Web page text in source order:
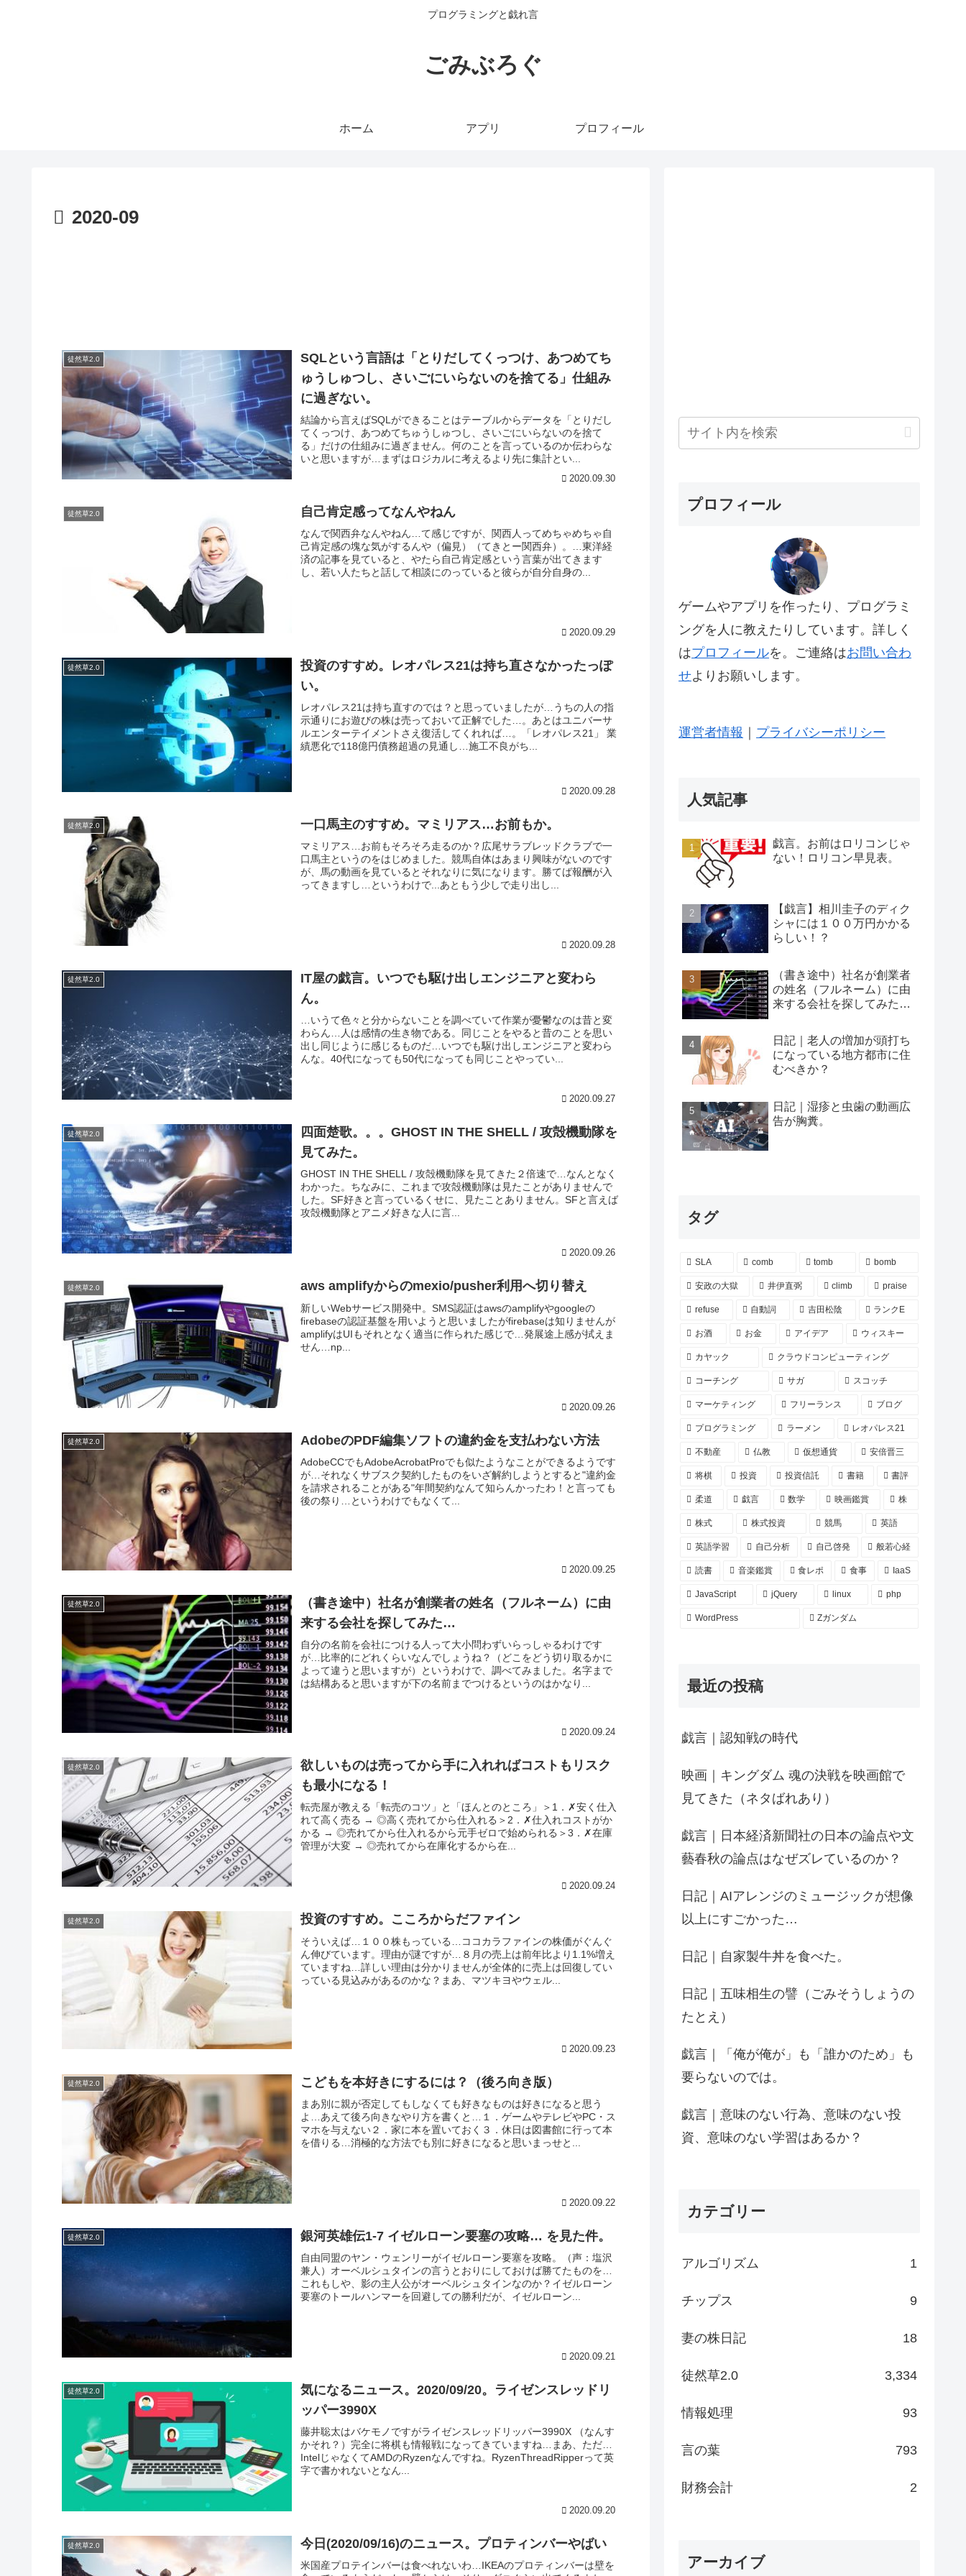
プログラミングと戯れ言
ごみぶろぐ
ホーム アプリ プロフィール
2020-09
徒然草2.0
SQLという言語は「とりだしてくっつけ、あつめてち
ゅうしゅつし、さいごにいらないのを捨てる」仕組み
に過ぎない。
結論から言えばSQLができることはテーブルからデータを「とりだし
てくっつけ、あつめてちゅうしゅつし、さいごにいらないのを捨て
る」だけの仕組みに過ぎません。何のことを言っているのか伝わらな
いと思いますが…まずはロジカルに考えるより先に集計とい...
2020.09.30
徒然草2.0 自己肯定感ってなんやねん
なんで関西弁なんやねん…て感じですが、関西人ってめちゃめちゃ自
己肯定感の塊な気がするんや（偏見）（てきとー関西弁）。…東洋経
済の記事を見ていると、やたら自己肯定感という言葉が出てきます
し、若い人たちと話して相談にのっていると彼らが自分自身の...
2020.09.29
徒然草2.0
投資のすすめ。レオパレス21は持ち直さなかったっぽ
い。
レオパレス21は持ち直すのでは？と思っていましたが…うちの人の指
示通りにお遊びの株は売っておいて正解でした…。あとはユニバーサ
ルエンターテイメントさえ復活してくれれば…。「レオパレス21」 業
績悪化で118億円債務超過の見通し…施工不良がち...
2020.09.28
徒然草2.0 一口馬主のすすめ。マミリアス…お前もか。
マミリアス…お前もそろそろ走るのか？広尾サラブレッドクラブで一
口馬主というのをはじめました。競馬自体はあまり興味がないのです
が、馬の動画を見ているとそれなりに気になります。勝てば報酬が入
ってきますし…というわけで...あともう少しで走り出し...
2020.09.28
徒然草2.0
IT屋の戯言。いつでも駆け出しエンジニアと変わら
ん。
…いうて色々と分からないことを調べていて作業が憂鬱なのは昔と変
わらん…人は感情の生き物である。同じことをやると昔のことを思い
出し同じように感じるものだ…いつでも駆け出しエンジニアと変わら
んな。40代になっても50代になっても同じことやってい...
2020.09.27
徒然草2.0
四面楚歌。。。GHOST IN THE SHELL / 攻殻機動隊を
見てみた。
GHOST IN THE SHELL / 攻殻機動隊を見てきた２倍速で…なんとなく
わかった。ちなみに、これまで攻殻機動隊は見たことがありませんで
した。SF好きと言っているくせに、見たことありません。SFと言えば
攻殻機動隊とアニメ好きな人に言...
2020.09.26
徒然草2.0 aws amplifyからのmexio/pusher利用へ切り替え
新しいWebサービス開発中。SMS認証はawsのamplifyやgoogleの
firebaseの認証基盤を用いようと思いましたがfirebaseは知りませんが
amplifyはUIもそれとなく適当に作られた感じで…発展途上感が拭えま
せん…np...
2020.09.26
徒然草2.0 AdobeのPDF編集ソフトの違約金を支払わない方法
AdobeCCでもAdobeAcrobatProでも似たようなことができるようです
が…それなくサブスク契約したものをいざ解約しようとすると"違約金
を請求されることがある"年間契約なんて知らんかったわ！と言っても
後の祭り…というわけでもなくて...
2020.09.25
徒然草2.0
（書き途中）社名が創業者の姓名（フルネーム）に由
来する会社を探してみた…
自分の名前を会社につける人って大小問わずいらっしゃるわけです
が…比率的にどれくらいなんでしょうね？（どこをどう切り取るかに
よって違うと思いますが）というわけで、調べてみました。名字まで
は結構あると思いますが下の名前までつけるというのはかなり...
2020.09.24
徒然草2.0
欲しいものは売ってから手に入れればコストもリスク
も最小になる！
転売屋が教える「転売のコツ」と「ほんとのところ」＞1．✗安く仕入
れて高く売る → ◎高く売れてから仕入れる＞2．✗仕入れコストがか
かる → ◎売れてから仕入れるから元手ゼロで始められる＞3．✗在庫
管理が大変 → ◎売れてから在庫化するから在...
2020.09.24
徒然草2.0 投資のすすめ。こころからだファイン
そういえば…１００株もっている…ココカラファインの株価がぐんぐ
ん伸びています。理由が謎ですが…８月の売上は前年比より1.1%増え
ていますね…詳しい理由は分かりませんが全体的に売上は回復してい
っている見込みがあるのかな？まあ、マツキヨやウェル...
2020.09.23
徒然草2.0 こどもを本好きにするには？（後ろ向き版）
まあ別に親が否定してもしなくても好きなものは好きになると思う
よ…あえて後ろ向きなやり方を書くと…１．ゲームやテレビやPC・ス
マホを与えない２．家に本を置いておく３．休日は図書館に行って本
を借りる…消極的な方法でも別に好きになると思いまっせと...
2020.09.22
徒然草2.0 銀河英雄伝1-7 イゼルローン要塞の攻略… を見た件。
自由同盟のヤン・ウェンリーがイゼルローン要塞を攻略。（声：塩沢
兼人）オーベルシュタインの言うとおりにしておけば勝てたものを…
これもしや、影の主人公がオーベルシュタインなのか？イゼルローン
要塞のトールハンマーを回避しての勝利だが、イゼルローン...
2020.09.21
徒然草2.0
気になるニュース。2020/09/20。ライゼンスレッドリ
ッパー3990X
藤井聡太はバケモノですがライゼンスレッドリッパー3990X （なんす
かそれ？）完全に将棋も情報戦になってきていますね…まあ、ただ…
IntelじゃなくてAMDのRyzenなんですね。RyzenThreadRipperって英
字で書かれないとなん...
2020.09.20
徒然草2.0 今日(2020/09/16)のニュース。プロティンバーやばい
米国産プロテインバーは食べれないわ…IKEAのプロティンバーは壁を
プロフィール
ゲームやアプリを作ったり、プログラミ
ングを人に教えたりしています。詳しく
はプロフィールを。ご連絡はお問い合わ
せよりお願いします。
運営者情報 プライバシーポリシー
人気記事
戯言。お前はロリコンじゃ
ない！ロリコン早見表。
【戯言】相川圭子のディク
シャには１００万円かかる
らしい！？
（書き途中）社名が創業者
の姓名（フルネーム）に由
来する会社を探してみた…
日記｜老人の増加が頭打ち
になっている地方都市に住
むべきか？
日記｜湿疹と虫歯の動画広
告が胸糞。
タグ
SLA comb tomb bomb
安政の大獄 井伊直弼 climb praise
refuse 自動詞 吉田松陰 ランクE
お酒 お金 アイデア ウィスキー
カヤック クラウドコンピューティング
コーチング サガ スコッチ
マーケティング フリーランス ブログ
プログラミング ラーメン レオパレス21
不動産 仏教 仮想通貨 安倍晋三
将棋 投資 投資信託 書籍 書評
柔道 戯言 数学 映画鑑賞 株
株式 株式投資 競馬 英語
英語学習 自己分析 自己啓発 般若心経
読書 音楽鑑賞 食レポ 食事 IaaS
JavaScript jQuery linux php
WordPress Zガンダム
最近の投稿
戯言｜認知戦の時代
映画｜キングダム 魂の決戦を映画館で
見てきた（ネタばれあり）
戯言｜日本経済新聞社の日本の論点や文
藝春秋の論点はなぜズレているのか？
日記｜AIアレンジのミュージックが想像
以上にすごかった…
日記｜自家製牛丼を食べた。
日記｜五味相生の譬（ごみそうしょうの
たとえ）
戯言｜「俺が俺が」も「誰かのため」も
要らないのでは。
戯言｜意味のない行為、意味のない投
資、意味のない学習はあるか？
カテゴリー
アルゴリズム 1
チップス 9
妻の株日記 18
徒然草2.0 3,334
情報処理 93
言の葉 793
財務会計 2
アーカイブ